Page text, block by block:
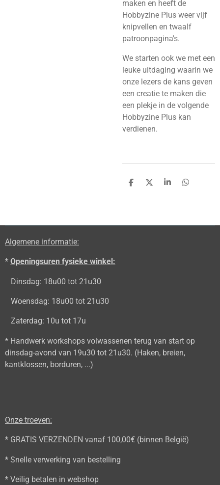
maken en heeft de
Hobbyzine Plus weer vijf
knipvellen en twaalf
patroonpagina's.
We starten ook we met een
leuke uitdaging waarin we
onze lezers de kans geven
een creatie te maken die
een plekje in de volgende
Hobbyzine Plus kan
verdienen.
D
D
S
D
Algemene informatie:
* Openingsuren fysieke winkel:
Dinsdag: 18u00 tot 21u30
Woensdag: 18u00 tot 21u30
Zaterdag: 10u tot 17u
* Handwerk workshops volwassenen terug van start op
dinsdag-avond van 19u30 tot 21u30. (Haken, breien,
kantklossen, borduren, ...)
Onze troeven:
* GRATIS VERZENDEN vanaf 100,00€ (binnen België)
* Snelle verwerking van bestelling
* Veilig betalen in webshop